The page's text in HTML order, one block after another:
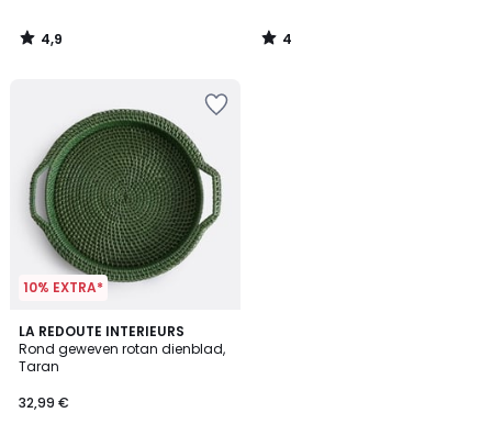
4,9
/
4
/
10% EXTRA*
LA REDOUTE INTERIEURS
Rond geweven rotan dienblad,
Taran
32,99 €
4
/
5